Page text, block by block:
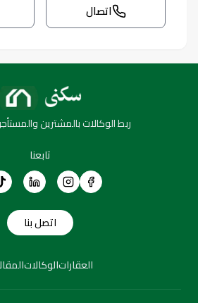
اتصال
ربط الوكالات بالمشترين
تابعنا
اتصل بنا
العقاراتالوكالات